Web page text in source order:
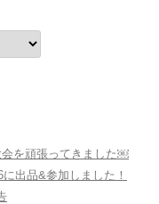
会を頑張ってきました￼
出品&参加しました！